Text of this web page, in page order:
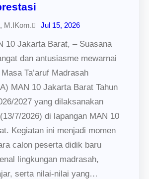
M.IKom. Jul 15, 2026
10 Jakarta Barat, – Suasana
dan antusiasme mewarnai
Ta’aruf Madrasah
MAN 10 Jakarta Barat Tahun
2027 yang dilaksanakan
7/2026) di lapangan MAN 10
Kegiatan ini menjadi momen
calon peserta didik baru
lingkungan madrasah,
serta nilai-nilai yang…